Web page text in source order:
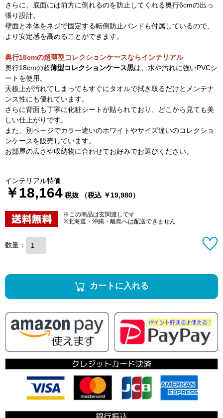
さらに、底面には前方に倒れるのを防止してくれる奥行6cmの出っ
張り設計。
壁面と本体をネジで固定する転倒防止バンドも付属しているので、
より安定感を高めることができます。
奥行18cmの超薄型コレクションケースならインテリアル
奥行18cmの超薄型コレクションケース黒は、水や汚れに強いPVCシ
ートを使用。
天板上が汚れてしまってもすぐにタオルで拭き取るだけとメンテナ
ンス性にも優れています。
さらに背面も丁寧に化粧シートが貼られており、どこから見ても美
しい仕上がりです。
また、別ページでカラー違いのホワイトやサイズ違いのコレクショ
ンケースを販売しています。
お部屋の広さや収納物に合わせてお好みでお選びください。
インテリアル特価
￥18,164 税抜 （税込 ￥19,980）
※この商品は玄関渡しです
※北海道・沖縄・離島へは配送できません
数量：
カートに入れる